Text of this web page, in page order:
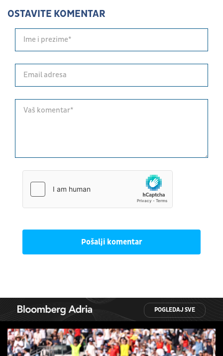
OSTAVITE KOMENTAR
Pošalji komentar
POGLEDAJ SVE